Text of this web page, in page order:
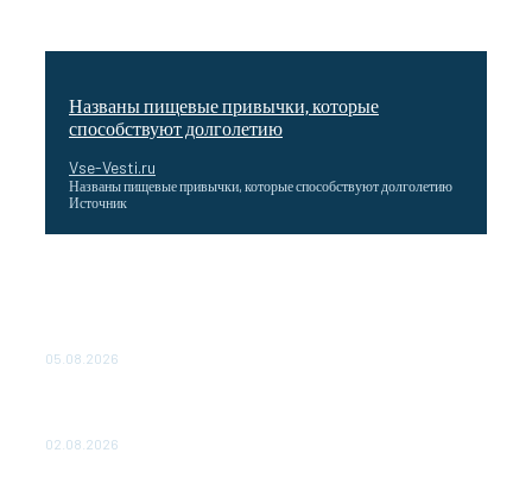
Названы пищевые привычки, которые
способствуют долголетию
Vse-Vesti.ru
Названы пищевые привычки, которые способствуют долголетию
Источник
05.08.2026
02.08.2026